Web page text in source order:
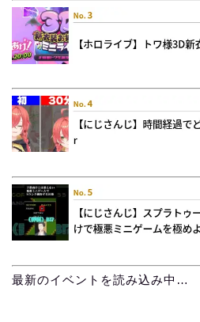
最新のイベントを読み込み中…